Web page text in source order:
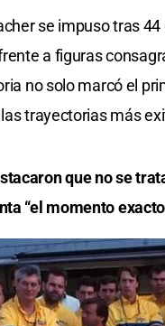
se impuso tras
a figuras
no solo marcó el
trayectorias más
que no se
“el momento